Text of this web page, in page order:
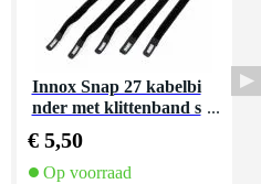
Innox Snap 27 kabelbi
nder met klittenband s
€ 5,50
Op voorraad